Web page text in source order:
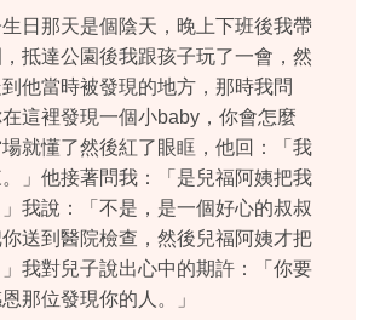
日那天是個陰天，晚上下班後我帶
抵達公園後我跟孩子玩了一會，然
他當時被發現的地方，那時我問
這裡發現一個小baby，你會怎麼
就懂了然後紅了眼眶，他回：「我
」他接著問我：「是兒福阿姨把我
我說：「不是，是一個好心的叔叔
送到醫院檢查，然後兒福阿姨才把
我對兒子說出心中的期許：「你要
那位發現你的人。」